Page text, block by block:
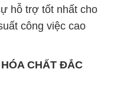
hỗ trợ tốt nhất cho
công việc cao
CHẤT ĐẮC